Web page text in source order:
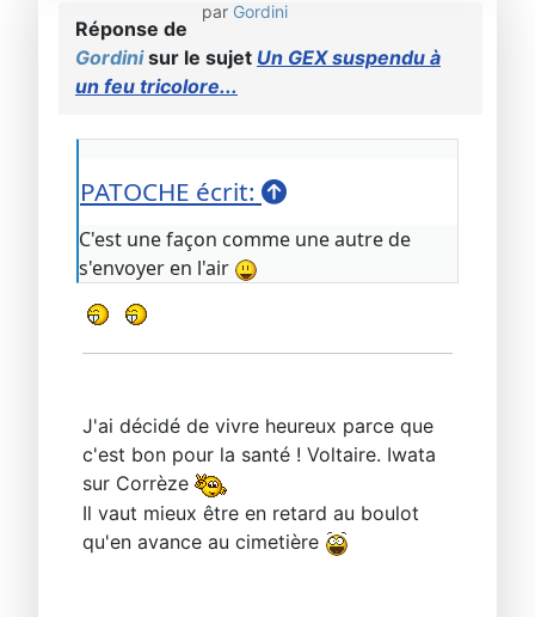
par Gordini
Réponse de
Gordinisur le sujet Un GEX suspendu à
un feu tricolore...
PATOCHE écrit:
C'est une façon comme une autre de
s'envoyer en l'air
J'ai décidé de vivre heureux parce que
c'est bon pour la santé ! Voltaire. Iwata
sur Corrèze
Il vaut mieux être en retard au boulot
qu'en avance au cimetière